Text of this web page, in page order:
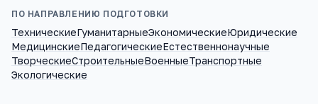
ПО НАПРАВЛЕНИЮ ПОДГОТОВКИ
ТехническиеГуманитарныеЭкономическиеЮридические
МедицинскиеПедагогическиеЕстественнонаучные
ТворческиеСтроительныеВоенныеТранспортные
Экологические